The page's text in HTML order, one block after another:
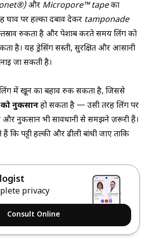
और Micropore™ tapeका
घाव पर हल्का दबाव देकर tamponade
रुकता है और पेशाब करते समय लिंग को
है। यह ड्रेसिंग सस्ती, सुरक्षित और आसानी
जा सकती है।
लिंग में खून का बहाव रुक सकता है, जिससे
को नुकसानहो सकता है — उसी तरहलिंग पर
और नुकसानभी सावधानी से समझने ज़रूरी हैं।
कि पट्टी हल्की और ढीली बांधी जाए ताकि
privacy
Consult Online